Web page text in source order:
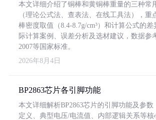
本文详细介绍了铜棒和黄铜棒重量的三种常
（理论公式法、查表法、在线工具法），重
棒密度取值（8.4-8.7g/cm³）和计算公式的
际计算案例、误差分析及选材建议，数据参
2007等国家标准。
2026年8月4日
BP2863芯片各引脚功能
本文详细解析BP2863芯片的引脚功能及参数
定义、典型电压/电流值、内部逻辑关系等